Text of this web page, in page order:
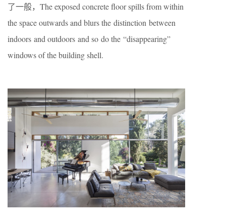
了一般，The exposed concrete floor spills from within
the space outwards and blurs the distinction between
indoors and outdoors and so do the “disappearing”
windows of the building shell.